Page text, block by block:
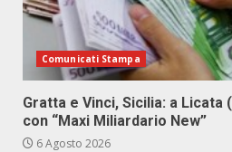
Comunicati Stampa
Gratta e Vinci, Sicilia: a Licata
con “Maxi Miliardario New”
6 Agosto 2026